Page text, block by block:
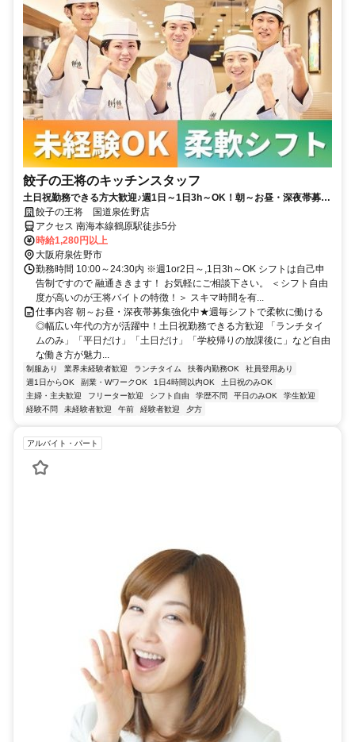
餃子の王将のキッチンスタッフ
土日祝勤務できる方大歓迎♪週1日～1日3h～OK！朝～お昼・深夜帯募集
強化中★嬉しいまかない有◎未経験も安心の教育制度◎
餃子の王将 国道泉佐野店
アクセス 南海本線鶴原駅徒歩5分
時給1,280円以上
大阪府泉佐野市
勤務時間 10:00～24:30内 ※週1or2日～,1日3h～OK シフトは自己申
告制ですので 融通ききます！ お気軽にご相談下さい。 ＜シフト自由
度が高いのが王将バイトの特徴！＞ スキマ時間を有...
仕事内容 朝～お昼・深夜帯募集強化中★週毎シフトで柔軟に働ける
◎幅広い年代の方が活躍中！土日祝勤務できる方歓迎 「ランチタイ
ムのみ」「平日だけ」「土日だけ」「学校帰りの放課後に」など自由
な働き方が魅力...
制服あり 業界未経験者歓迎 ランチタイム 扶養内勤務OK
社員登用あり
週1日からOK
副業・WワークOK 1日4時間以内OK
土日祝のみOK
主婦・主夫歓迎
フリーター歓迎 シフト自由 学歴不問 平日のみOK
学生歓迎
経験不問
未経験者歓迎 午前 経験者歓迎 夕方
アルバイト・パート